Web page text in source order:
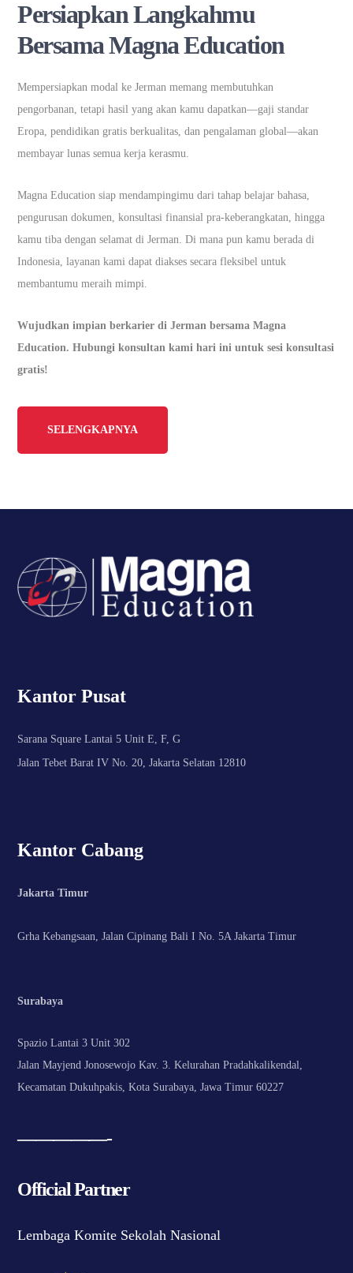
Persiapkan Langkahmu
Bersama Magna Education
Mempersiapkan modal ke Jerman memang membutuhkan
pengorbanan, tetapi hasil yang akan kamu dapatkan—gaji standar
Eropa, pendidikan gratis berkualitas, dan pengalaman global—akan
membayar lunas semua kerja kerasmu.
Magna Education siap mendampingimu dari tahap belajar bahasa,
pengurusan dokumen, konsultasi finansial pra-keberangkatan, hingga
kamu tiba dengan selamat di Jerman. Di mana pun kamu berada di
Indonesia, layanan kami dapat diakses secara fleksibel untuk
membantumu meraih mimpi.
Wujudkan impian berkarier di Jerman bersama Magna
Education. Hubungi konsultan kami hari ini untuk sesi konsultasi
gratis!
SELENGKAPNYA
Kantor Pusat
Sarana Square Lantai 5 Unit E, F, G
Jalan Tebet Barat IV No. 20, Jakarta Selatan 12810
Kantor Cabang
Jakarta Timur
Grha Kebangsaan, Jalan Cipinang Bali I No. 5A Jakarta Timur
Surabaya
Spazio Lantai 3 Unit 302
Jalan Mayjend Jonosewojo Kav. 3. Kelurahan Pradahkalikendal,
Kecamatan Dukuhpakis, Kota Surabaya, Jawa Timur 60227
—————-
Official Partner
Lembaga Komite Sekolah Nasional